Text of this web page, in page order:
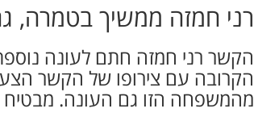
רני חמזה ממשיך בטמרה,
הקשר רני חמזה חתם לעונה
הקרובה עם צירופו של הקשר
מהמשפחה הזו גם העונה. מבטיח